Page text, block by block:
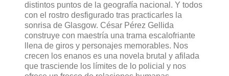
distintos puntos de la geografía nacional. Y todos
con el rostro desfigurado tras practicarles la
sonrisa de Glasgow. César Pérez Gellida
construye con maestría una trama escalofriante
llena de giros y personajes memorables. Nos
crecen los enanos es una novela brutal y afilada
que trasciende los límites de lo policial y nos